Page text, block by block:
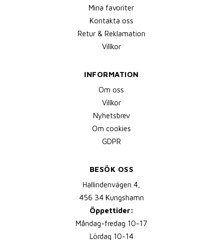
Mina favoriter
Kontakta oss
Retur & Reklamation
Villkor
INFORMATION
Om oss
Villkor
Nyhetsbrev
Om cookies
GDPR
BESÖK OSS
Hallindenvägen 4,
456 34 Kungshamn
Öppettider:
Måndag-fredag 10-17
Lördag 10-14